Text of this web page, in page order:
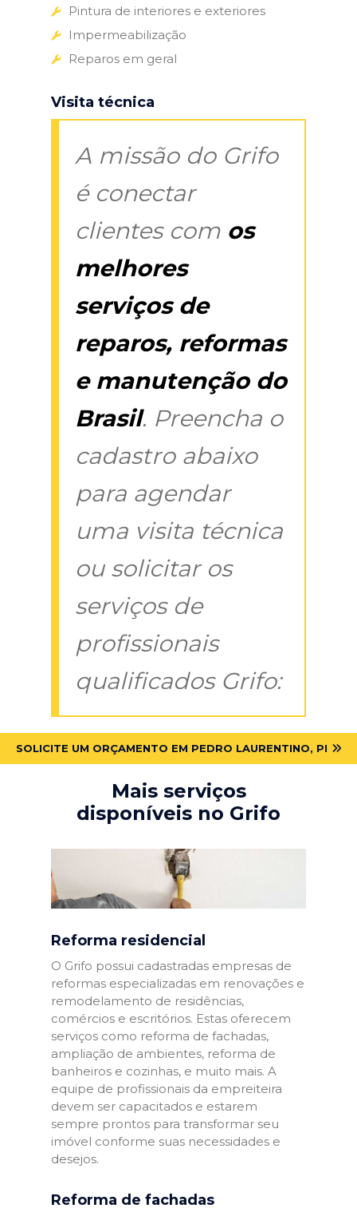
Pintura de interiores e exteriores
Impermeabilização
Reparos em geral
Visita técnica
A missão do Grifo
é conectar
clientes com os
melhores
serviços de
reparos, reformas
e manutenção do
Brasil. Preencha o
cadastro abaixo
para agendar
uma visita técnica
ou solicitar os
serviços de
profissionais
qualificados Grifo:
SOLICITE UM ORÇAMENTO EM PEDRO LAURENTINO, PI
Mais serviços
disponíveis no Grifo
Reforma residencial
O Grifo possui cadastradas empresas de
reformas especializadas em renovações e
remodelamento de residências,
comércios e escritórios. Estas oferecem
serviços como reforma de fachadas,
ampliação de ambientes, reforma de
banheiros e cozinhas, e muito mais. A
equipe de profissionais da empreiteira
devem ser capacitados e estarem
sempre prontos para transformar seu
imóvel conforme suas necessidades e
desejos.
Reforma de fachadas